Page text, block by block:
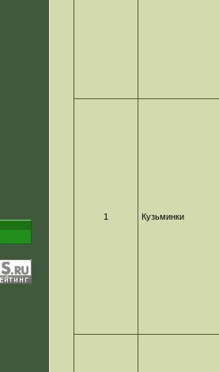
1 Кузьминки